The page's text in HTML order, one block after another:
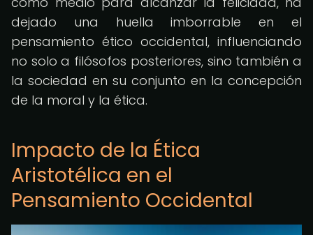
dejado una huella imborrable en el
pensamiento ético occidental, influenciando
no solo a filósofos posteriores, sino también a
la sociedad en su conjunto en la concepción
de la moral y la ética.
Impacto de la Ética
Aristotélica en el
Pensamiento Occidental